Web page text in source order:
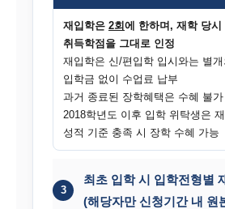
재입학은 2회 에 한하며, 재학 당시
취득학점을 그대로 인정
재입학은 신/편입학 입시와는 별
입학금 없이 수업료 납부
과거 종료된 장학혜택은 수혜 불가
2018학년도 이후 입학 위탁생은 재
성적 기준 충족 시 장학 수혜 가능
3
최초 입학 시 입학전형별
(해당자만 신청기간 내 원